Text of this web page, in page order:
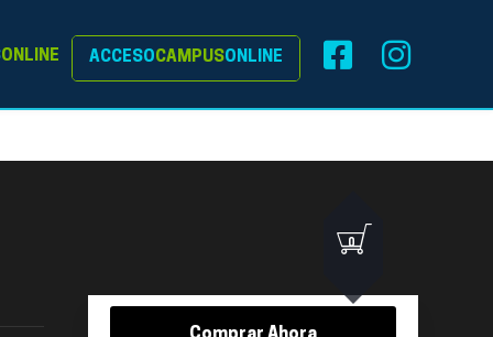
ONLINE ACCESOCAMPUSONLINE
0